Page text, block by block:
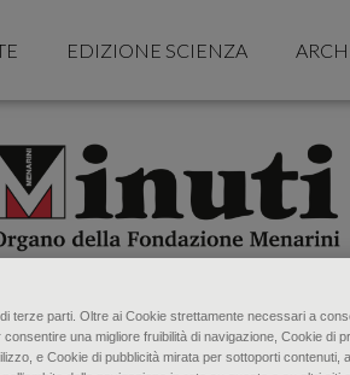
EDIZIONE SCIENZA
terze parti. Oltre ai Cookie strettamente necessari a
una migliore fruibilità di navigazione, Cookie di
e Cookie di pubblicità mirata per sottoporti contenuti,